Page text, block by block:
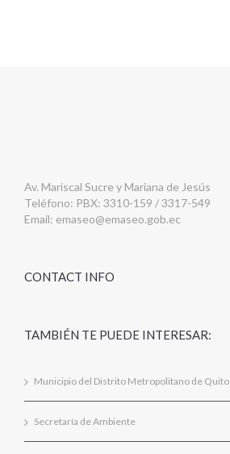
Av. Mariscal Sucre y Mariana de Jesús
Teléfono: PBX: 3310-159 / 3317-549
Email: emaseo@emaseo.gob.ec
CONTACT INFO
TAMBIÉN TE PUEDE INTERESAR:
Municipio del Distrito Metropolitano de Quito
Secretaría de Ambiente